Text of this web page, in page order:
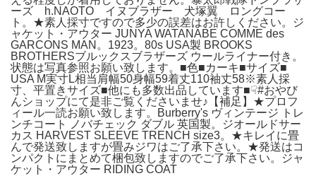
ーズ h.NAOTO イヌブラザー 犬塚翼 ロングコー
ト。★素人採寸ですので多少の誤差はお許しください。ジ
ャケット・アウター JUNYA WATANABE COMME des
GARCONS MAN。1923。80s USA製 BROOKS
BROTHERSブルックスブラザーズ ウールライナー付き。
状態は写真参照お願い致します。■色■カーキ■サイズ■
USA M実寸L相当肩幅50身幅59着丈110袖丈58※素人採
寸、平置きサイズ■他にも多数出品しています■☟#おやび
んショップにて是非ご覧くださいませ♪【補足】★プロフ
ィール一読お願い致します。Burberry's ヴィンテージ トレ
ンチコート ノバチェック ダブル 英国製。ジオールドサー
カス HARVEST SLEEVE TRENCH size3。★キレイに畳
んで発送致しますが畳みジワはご了承下さい。★発送はコ
ンパクトにまとめて梱包致しますのでご了承下さい。ジャ
ケット・アウター RIDING COAT